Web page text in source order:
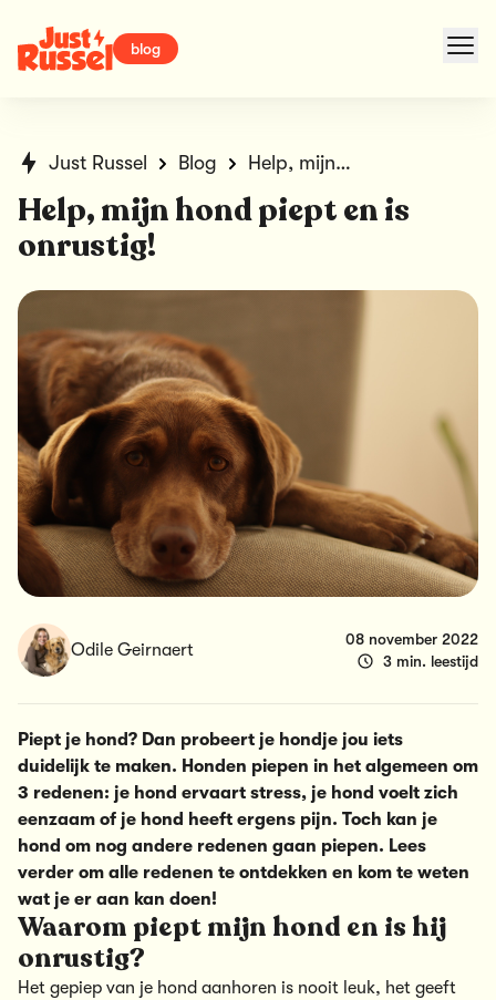
blog
Just Russel Blog Help, mijn hond piept en is onrustig!
Help, mijn hond piept en is
onrustig!
Odile Geirnaert
08 november 2022
3 min. leestijd
Piept je hond? Dan probeert je hondje jou iets
duidelijk te maken. Honden piepen in het algemeen om
3 redenen: je hond ervaart stress, je hond voelt zich
eenzaam of je hond heeft ergens pijn. Toch kan je
hond om nog andere redenen gaan piepen. Lees
verder om alle redenen te ontdekken en kom te weten
wat je er aan kan doen!
Waarom piept mijn hond en is hij
onrustig?
Het gepiep van je hond aanhoren is nooit leuk, het geeft